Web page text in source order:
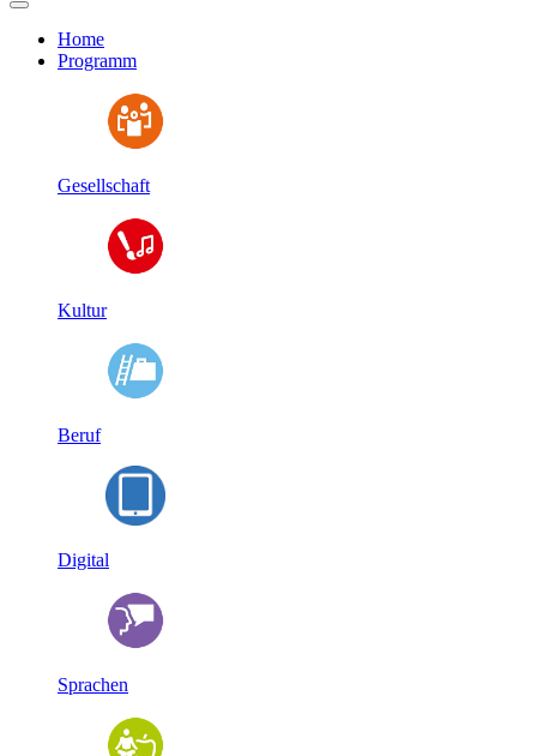
Home
Programm
Gesellschaft
Kultur
Beruf
Digital
Sprachen